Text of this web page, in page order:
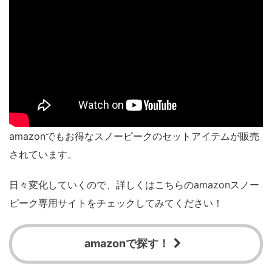
amazonでもお得なスノーピークのセットアイテムが販売
されています。
日々変化していくので、詳しくはこちらのamazonスノー
ピーク専用サイトをチェックしてみてください！
amazonで探す！